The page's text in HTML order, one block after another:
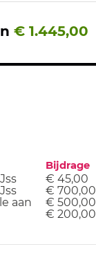
€ 1.445,00
Bijdrage
€ 45,00
€ 700,00
aan
€ 500,00
€ 200,00